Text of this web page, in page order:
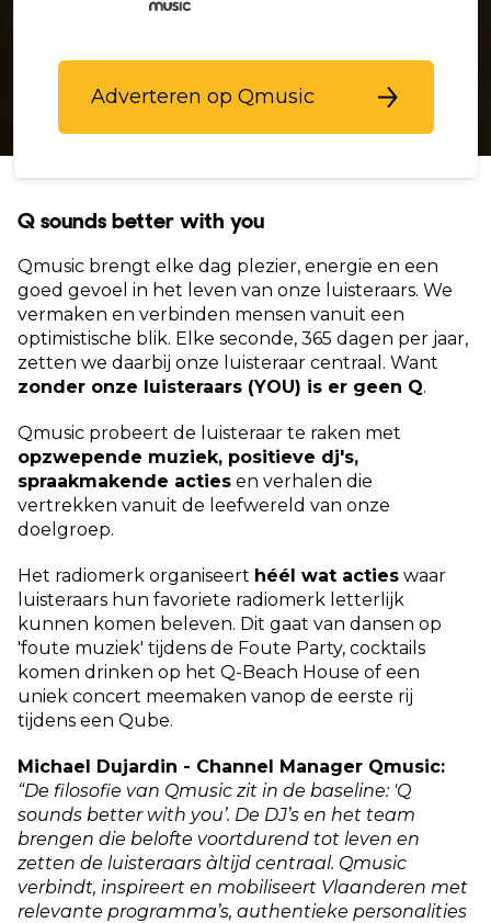
Adverteren op Qmusic
Q sounds better with you
Qmusic brengt elke dag plezier, energie en een
goed gevoel in het leven van onze luisteraars. We
vermaken en verbinden mensen vanuit een
optimistische blik. Elke seconde, 365 dagen per jaar,
zetten we daarbij onze luisteraar centraal. Want
zonder onze luisteraars (YOU) is er geen Q.
Qmusic probeert de luisteraar te raken met
opzwepende muziek, positieve dj's,
spraakmakende acties en verhalen die
vertrekken vanuit de leefwereld van onze
doelgroep.
Het radiomerk organiseert héél wat acties waar
luisteraars hun favoriete radiomerk letterlijk
kunnen komen beleven. Dit gaat van dansen op
'foute muziek' tijdens de Foute Party, cocktails
komen drinken op het Q-Beach House of een
uniek concert meemaken vanop de eerste rij
tijdens een Qube.
Michael Dujardin - Channel Manager Qmusic:
“De filosofie van Qmusic zit in de baseline: 'Q
sounds better with you’. De DJ’s en het team
brengen die belofte voortdurend tot leven en
zetten de luisteraars àltijd centraal. Qmusic
verbindt, inspireert en mobiliseert Vlaanderen met
relevante programma’s, authentieke personalities